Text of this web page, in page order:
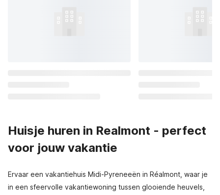
Huisje huren in Realmont - perfect
voor jouw vakantie
Ervaar een vakantiehuis Midi-Pyreneeën in Réalmont, waar je
in een sfeervolle vakantiewoning tussen glooiende heuvels,